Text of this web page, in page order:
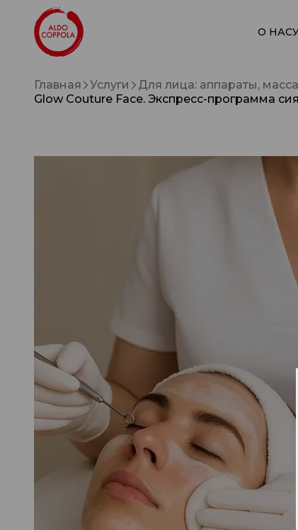
О НАС
Главная Услуги
Для лица: аппараты,
Glow Couture Face. Экспресс-программа